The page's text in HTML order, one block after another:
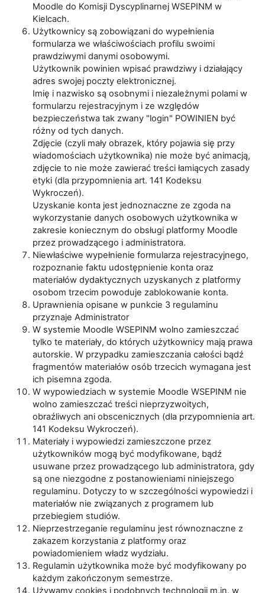
Moodle do Komisji Dyscyplinarnej WSEPINM w
Kielcach.
Użytkownicy są zobowiązani do wypełnienia
formularza we właściwościach profilu swoimi
prawdziwymi danymi osobowymi.
Użytkownik powinien wpisać prawdziwy i działający
adres swojej poczty elektronicznej.
Imię i nazwisko są osobnymi i niezależnymi polami w
formularzu rejestracyjnym i ze względów
bezpieczeństwa tak zwany "login" POWINIEN być
różny od tych danych.
Zdjęcie (czyli mały obrazek, który pojawia się przy
wiadomościach użytkownika) nie może być animacją,
zdjęcie to nie może zawierać treści łamiących zasady
etyki (dla przypomnienia art. 141 Kodeksu
Wykroczeń).
Uzyskanie konta jest jednoznaczne ze zgoda na
wykorzystanie danych osobowych użytkownika w
zakresie koniecznym do obsługi platformy Moodle
przez prowadzącego i administratora.
Niewłaściwe wypełnienie formularza rejestracyjnego,
rozpoznanie faktu udostępnienie konta oraz
materiałów dydaktycznych uzyskanych z platformy
osobom trzecim powoduje zablokowanie konta.
Uprawnienia opisane w punkcie 3 regulaminu
przyznaje Administrator
W systemie Moodle WSEPINM wolno zamieszczać
tylko te materiały, do których użytkownicy mają prawa
autorskie. W przypadku zamieszczania całości bądź
fragmentów materiałów osób trzecich wymagana jest
ich pisemna zgoda.
W wypowiedziach w systemie Moodle WSEPINM nie
wolno zamieszczać treści nieprzyzwoitych,
obraźliwych ani obscenicznych (dla przypomnienia art.
141 Kodeksu Wykroczeń).
Materiały i wypowiedzi zamieszczone przez
użytkowników mogą być modyfikowane, bądź
usuwane przez prowadzącego lub administratora, gdy
są one niezgodne z postanowieniami niniejszego
regulaminu. Dotyczy to w szczególności wypowiedzi i
materiałów nie związanych z programem lub
przebiegiem studiów.
Nieprzestrzeganie regulaminu jest równoznaczne z
zakazem korzystania z platformy oraz
powiadomieniem władz wydziału.
Regulamin użytkownika może być modyfikowany po
każdym zakończonym semestrze.
Używamy cookies i podobnych technologii m.in. w